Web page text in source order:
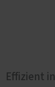
Effizient
Von